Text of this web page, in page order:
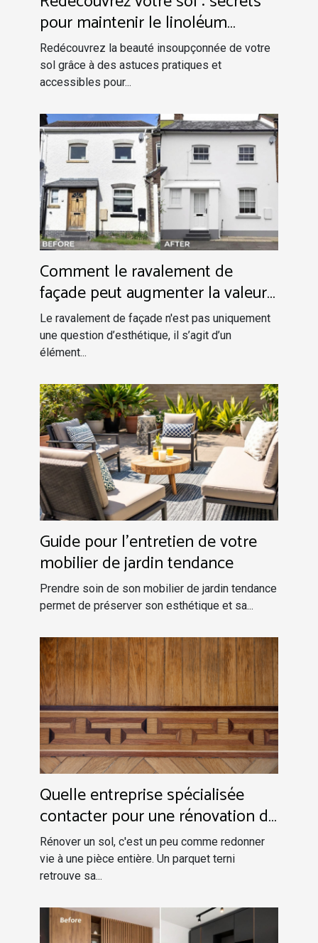
pour maintenir le linoléum
impeccable
Redécouvrez la beauté insoupçonnée de votre
sol grâce à des astuces pratiques et
accessibles pour...
Comment le ravalement de
façade peut augmenter la valeur
de votre propriété?
Le ravalement de façade n'est pas uniquement
une question d’esthétique, il s’agit d’un
élément...
Guide pour l'entretien de votre
mobilier de jardin tendance
Prendre soin de son mobilier de jardin tendance
permet de préserver son esthétique et sa...
Quelle entreprise spécialisée
contacter pour une rénovation de
sols en Normandie ?
Rénover un sol, c'est un peu comme redonner
vie à une pièce entière. Un parquet terni
retrouve sa...